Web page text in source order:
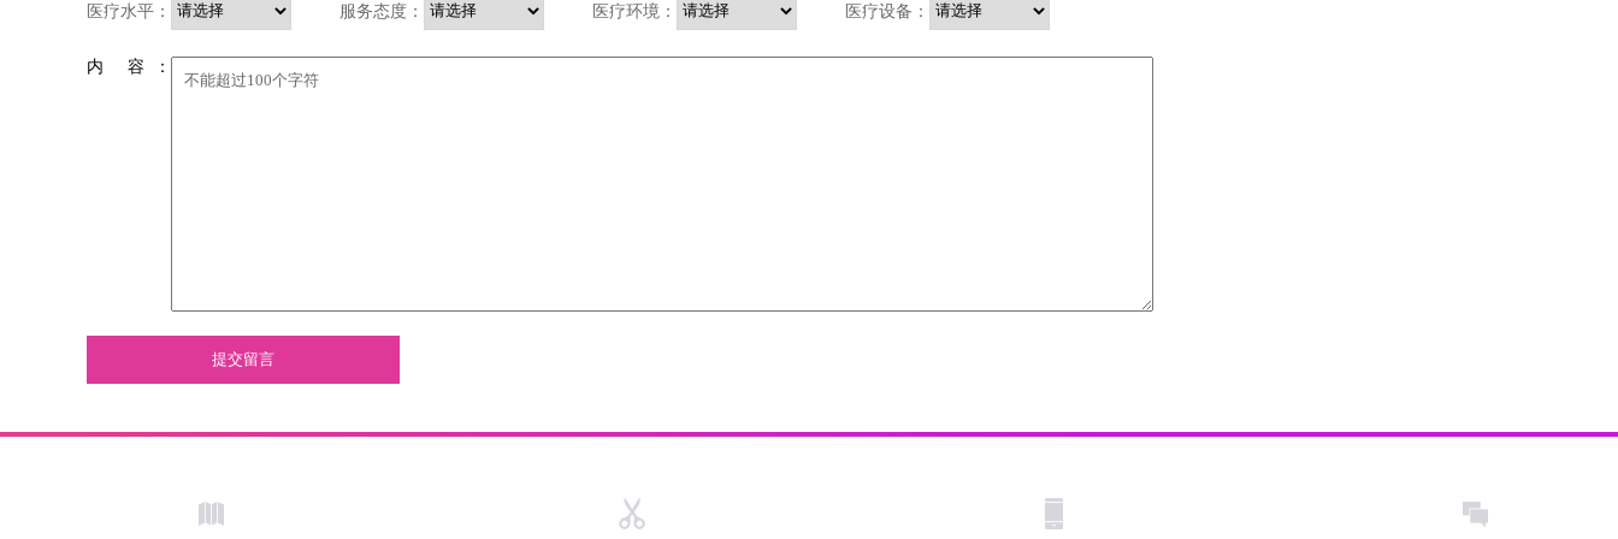
医疗水平： 服务态度： 医疗环境： 医疗设备：
内 容 ：
提交留言